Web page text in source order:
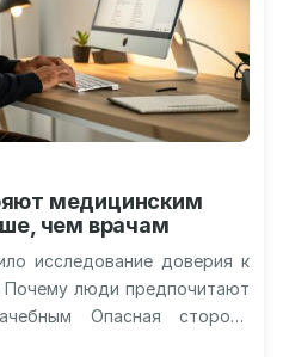
медицинским
чем врачам
исследование доверия к
Почему люди предпочитают
Опасная сторона